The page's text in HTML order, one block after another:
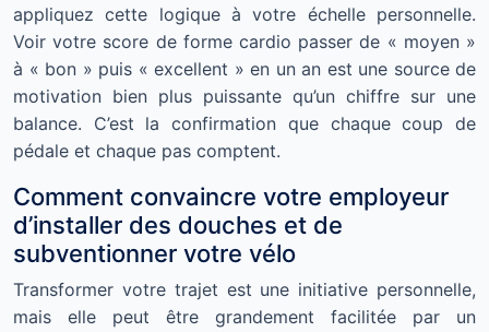
appliquez cette logique à votre échelle personnelle.
Voir votre score de forme cardio passer de « moyen »
à « bon » puis « excellent » en un an est une source de
motivation bien plus puissante qu’un chiffre sur une
balance. C’est la confirmation que chaque coup de
pédale et chaque pas comptent.
Comment convaincre votre employeur
d’installer des douches et de
subventionner votre vélo
Transformer votre trajet est une initiative personnelle,
mais elle peut être grandement facilitée par un